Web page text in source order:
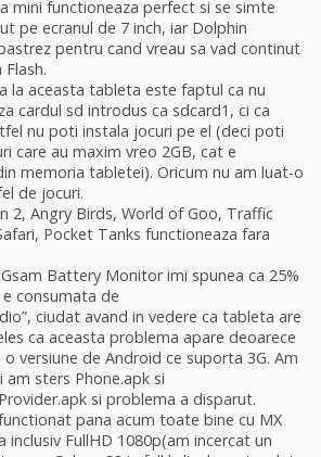
mini functioneaza perfect si se simte
pe ecranul de 7 inch, iar Dolphin
pentru cand vreau sa vad continut
la aceasta tableta este faptul ca nu
cardul sd introdus ca sdcard1, ci ca
nu poti instala jocuri pe el (deci poti
care au maxim vreo 2GB, cat e
memoria tabletei). Oricum nu am luat-o
de jocuri.
2, Angry Birds, World of Goo, Traffic
Pocket Tanks functioneaza fara
Battery Monitor imi spunea ca 25%
consumata de
ciudat avand in vedere ca tableta are
ca aceasta problema apare deoarece
versiune de Android ce suporta 3G. Am
sters Phone.apk si
si problema a disparut.
pana acum toate bine cu MX
inclusiv FullHD 1080p(am incercat un